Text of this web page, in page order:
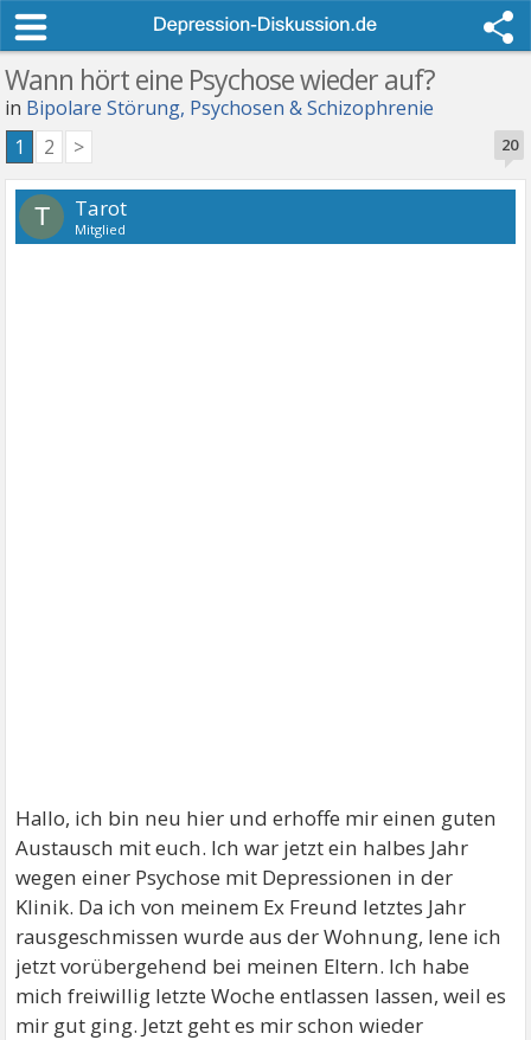
Wann hört eine Psychose wieder auf?
in Bipolare Störung, Psychosen & Schizophrenie
20
1 2 >
T Tarot
Mitglied
Hallo, ich bin neu hier und erhoffe mir einen guten
Austausch mit euch. Ich war jetzt ein halbes Jahr
wegen einer Psychose mit Depressionen in der
Klinik. Da ich von meinem Ex Freund letztes Jahr
rausgeschmissen wurde aus der Wohnung, lene ich
jetzt vorübergehend bei meinen Eltern. Ich habe
mich freiwillig letzte Woche entlassen lassen, weil es
mir gut ging. Jetzt geht es mir schon wieder